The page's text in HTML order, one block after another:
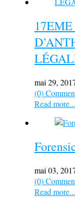
mai 29,
(0)
Read more...
mai 03,
(0)
Read more...